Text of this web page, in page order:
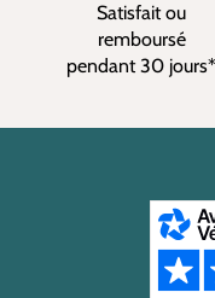
Satisfait ou
remboursé
pendant 30 jours*